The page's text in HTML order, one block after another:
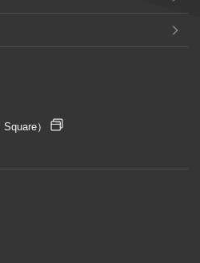
Square）